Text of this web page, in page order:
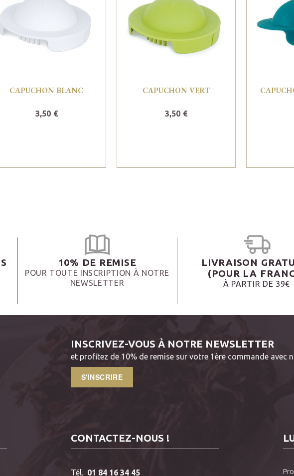
CAPUCHON BLANC
3,50 €
CAPUCHON VERT
3,50 €
10% DE REMISE
POUR TOUTE INSCRIPTION À NOTRE
NEWSLETTER
LIVRAISON
(POUR LA
À PARTIR DE 39€
INSCRIVEZ-VOUS À NOTRE NEWSLETTER
et profitez de 10% de remise sur votre 1ère commande avec
S'INSCRIRE
CONTACTEZ-NOUS !
Tél. 01 84 16 34 45